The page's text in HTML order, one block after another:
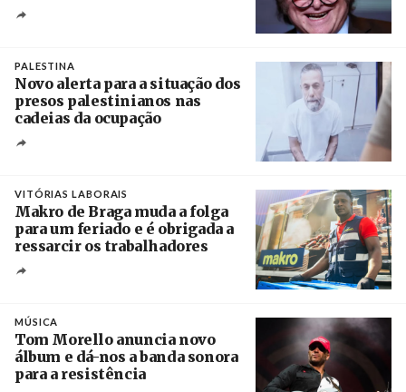
PALESTINA
Novo alerta para a situação dos
presos palestinianos nas
cadeias da ocupação
VITÓRIAS LABORAIS
Makro de Braga muda a folga
para um feriado e é obrigada a
ressarcir os trabalhadores
MÚSICA
Tom Morello anuncia novo
álbum e dá-nos a banda sonora
para a resistência